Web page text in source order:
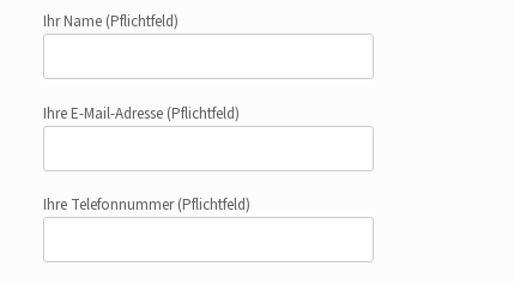
Ihr Name (Pflichtfeld)
Ihre E-Mail-Adresse (Pflichtfeld)
Ihre Telefonnummer(Pflichtfeld)